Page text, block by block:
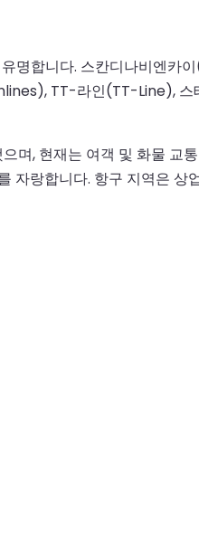
명합니다. 스칸디나비엔
TT-라인(TT-Line),
며, 현재는 여객 및 화물 교
자랑합니다. 항구 지역은 상